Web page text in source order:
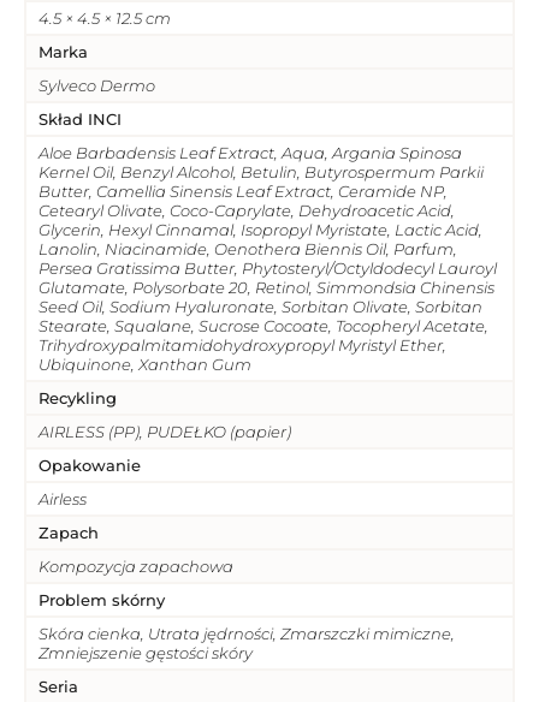
4.5 × 4.5 × 12.5 cm
Marka
Sylveco Dermo
Skład INCI
Aloe Barbadensis Leaf Extract, Aqua, Argania Spinosa
Kernel Oil, Benzyl Alcohol, Betulin, Butyrospermum Parkii
Butter, Camellia Sinensis Leaf Extract, Ceramide NP,
Cetearyl Olivate, Coco-Caprylate, Dehydroacetic Acid,
Glycerin, Hexyl Cinnamal, Isopropyl Myristate, Lactic Acid,
Lanolin, Niacinamide, Oenothera Biennis Oil, Parfum,
Persea Gratissima Butter, Phytosteryl/Octyldodecyl Lauroyl
Glutamate, Polysorbate 20, Retinol, Simmondsia Chinensis
Seed Oil, Sodium Hyaluronate, Sorbitan Olivate, Sorbitan
Stearate, Squalane, Sucrose Cocoate, Tocopheryl Acetate,
Trihydroxypalmitamidohydroxypropyl Myristyl Ether,
Ubiquinone, Xanthan Gum
Recykling
AIRLESS (PP), PUDEŁKO (papier)
Opakowanie
Airless
Zapach
Kompozycja zapachowa
Problem skórny
Skóra cienka, Utrata jędrności, Zmarszczki mimiczne,
Zmniejszenie gęstości skóry
Seria